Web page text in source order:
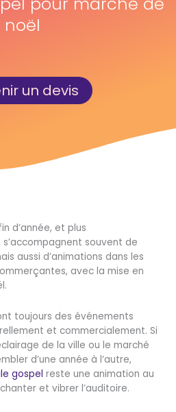
noël
un devis
d’année, et plus
souvent de
aussi d’animations dans les
avec la mise en
toujours des événements
et commercialement. Si
de la ville ou le marché
d’une année à l’autre,
gospel reste une animation au
et vibrer l’auditoire.